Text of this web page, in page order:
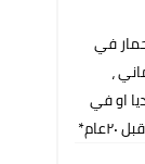
في
،
او في